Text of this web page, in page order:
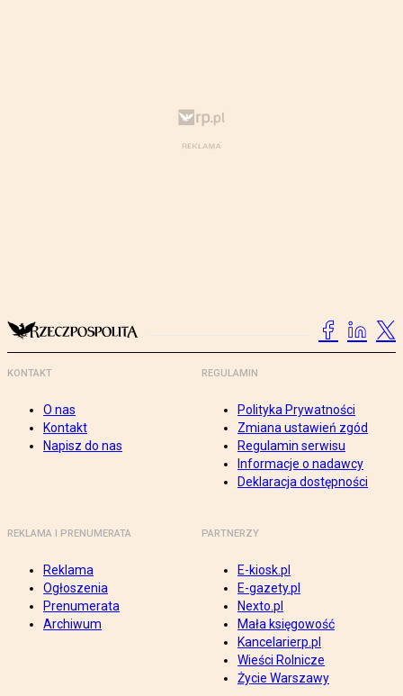
KONTAKT
O nas
Kontakt
Napisz do nas
REGULAMIN
Polityka Prywatności
Zmiana ustawień zgód
Regulamin serwisu
Informacje o nadawcy
Deklaracja dostępności
REKLAMA I PRENUMERATA
Reklama
Ogłoszenia
Prenumerata
Archiwum
PARTNERZY
E-kiosk.pl
E-gazety.pl
Nexto.pl
Mała księgowość
Kancelarierp.pl
Wieści Rolnicze
Życie Warszawy